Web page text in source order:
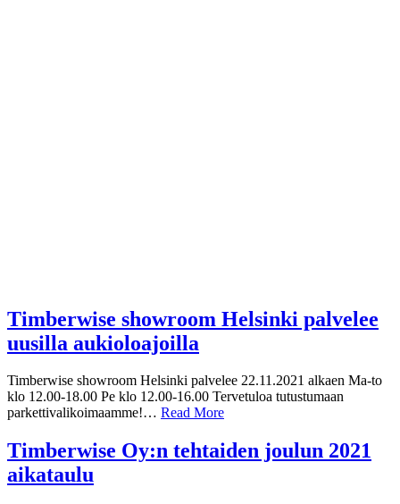
Timberwise showroom Helsinki palvelee
uusilla aukioloajoilla
Timberwise showroom Helsinki palvelee 22.11.2021 alkaen Ma-to
klo 12.00-18.00 Pe klo 12.00-16.00 Tervetuloa tutustumaan
parkettivalikoimaamme!… Read More
Timberwise Oy:n tehtaiden joulun 2021
aikataulu